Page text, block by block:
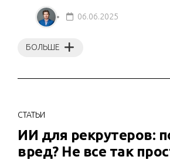
БОЛЬШЕ
06.06.2025
СТАТЬИ
ИИ для рекрутеров:
вред? Не все так